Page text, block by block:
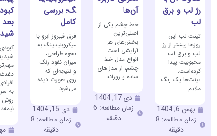
رژ لب و برق
لب
تینت لب این
روزها بیشتر از رژ
لب و برق لب
محبوبیت پیدا
کرده‌است.
تینت‌ها یک رنگ
ملایم ....
بهمن 6, 1404
زمان مطالعه: 8
دقیقه
آن‌ها
خط چشم یکی از
اصلی‌ترین
بخش‌های هر
آرایشی است.
انواع مدل خط
چشم، از مدل‌های
ساده و روزانه ....
دی 17, 1404
زمان مطالعه: 6
دقیقه
گ؛ بررسی
کامل
فرق فیبروز ابرو با
میکروبلیدینگ به
نحوه طراحی،
میزان نفوذ رنگ
و نتیجه‌ای که
روی صورت دیده
می‌شود ....
دی 15, 1404
زمان مطالعه: 8
دقیقه
بعد
به
روش
مهر